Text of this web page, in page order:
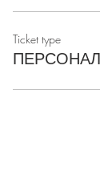
Ticket type